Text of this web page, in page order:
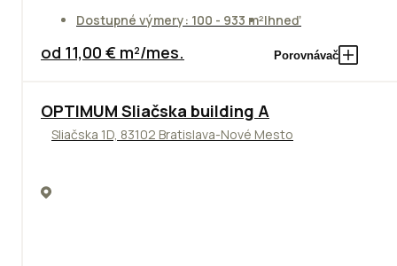
Dostupné výmery: 100 - 933 m²Ihneď
od 11,00 € m²/mes. Porovnávač
OPTIMUM Sliačska building A
Sliačska 1D, 83102 Bratislava-Nové Mesto